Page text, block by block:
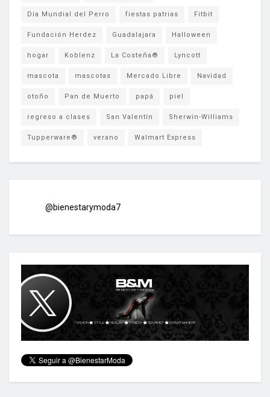
Día Mundial del Perro fiestas patrias Fitbit
Fundación Herdez Guadalajara Halloween
hogar Koblenz La Costeña® Lyncott
mascota mascotas Mercado Libre Navidad
otoño Pan de Muerto papá piel
regreso a clases San Valentín Sherwin-Williams
Tupperware® verano Walmart Express
@bienestarymoda7